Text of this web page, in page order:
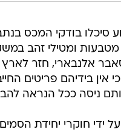
סיכלו בודקי המכס
אלנבארי, חזר לארץ
אין בידיהם פריטים
ניסה ככל הנראה
ידי חוקרי יחידת